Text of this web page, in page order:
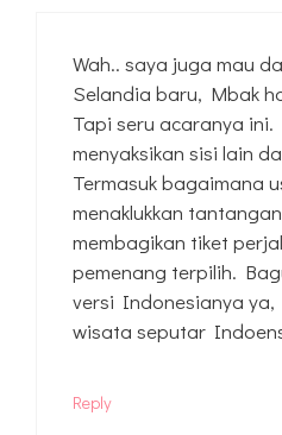
Wah.. saya juga mau
Selandia baru, Mbak
Tapi seru acaranya
menyaksikan sisi lain
Termasuk bagaimana
menaklukkan
membagikan tiket
pemenang terpilih.
versi Indonesianya ya,
wisata seputar
Reply